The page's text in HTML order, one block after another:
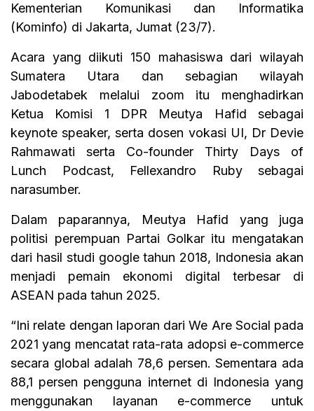
Kementerian Komunikasi dan Informatika
(Kominfo) di Jakarta, Jumat (23/7).
Acara yang diikuti 150 mahasiswa dari wilayah
Sumatera Utara dan sebagian wilayah
Jabodetabek melalui zoom itu menghadirkan
Ketua Komisi 1 DPR Meutya Hafid sebagai
keynote speaker, serta dosen vokasi UI, Dr Devie
Rahmawati serta Co-founder Thirty Days of
Lunch Podcast, Fellexandro Ruby sebagai
narasumber.
Dalam paparannya, Meutya Hafid yang juga
politisi perempuan Partai Golkar itu mengatakan
dari hasil studi google tahun 2018, Indonesia akan
menjadi pemain ekonomi digital terbesar di
ASEAN pada tahun 2025.
“Ini relate dengan laporan dari We Are Social pada
2021 yang mencatat rata-rata adopsi e-commerce
secara global adalah 78,6 persen. Sementara ada
88,1 persen pengguna internet di Indonesia yang
menggunakan layanan e-commerce untuk